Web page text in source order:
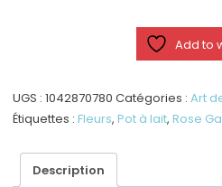
à
lait
motif
floral
Add to
UGS :1042870780 Catégories :Art
Étiquettes :Fleurs,Pot à lait,Rose
Description